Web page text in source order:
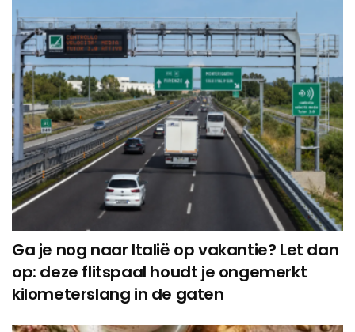
Ga je nog naar Italië op vakantie? Let dan
op: deze flitspaal houdt je ongemerkt
kilometerslang in de gaten